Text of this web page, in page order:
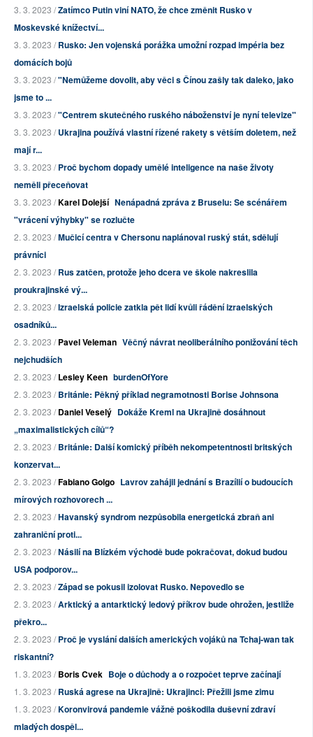
3. 3. 2023 /Zatímco Putin viní NATO, že chce změnit Rusko v
Moskevské knížectví...
3. 3. 2023 /Rusko: Jen vojenská porážka umožní rozpad impéria bez
domácích bojů
3. 3. 2023 /"Nemůžeme dovolit, aby věci s Čínou zašly tak daleko, jako
jsme to ...
3. 3. 2023 /"Centrem skutečného ruského náboženství je nyní televize"
3. 3. 2023 /Ukrajina používá vlastní řízené rakety s větším doletem, než
mají r...
3. 3. 2023 /Proč bychom dopady umělé inteligence na naše životy
neměli přeceňovat
3. 3. 2023 /Karel Dolejší Nenápadná zpráva z Bruselu: Se scénářem
"vrácení výhybky" se rozlučte
2. 3. 2023 /Mučicí centra v Chersonu naplánoval ruský stát, sdělují
právníci
2. 3. 2023 /Rus zatčen, protože jeho dcera ve škole nakreslila
proukrajinské vý...
2. 3. 2023 /Izraelská policie zatkla pět lidí kvůli řádění izraelských
osadníků...
2. 3. 2023 /Pavel Veleman Věčný návrat neoliberálního ponižování těch
nejchudších
2. 3. 2023 /Lesley Keen burdenOfYore
2. 3. 2023 /Británie: Pěkný příklad negramotnosti Borise Johnsona
2. 3. 2023 /Daniel Veselý Dokáže Kreml na Ukrajině dosáhnout
„maximalistických cílů“?
2. 3. 2023 /Británie: Další komický příběh nekompetentnosti britských
konzervat...
2. 3. 2023 /Fabiano Golgo Lavrov zahájil jednání s Brazílií o budoucích
mírových rozhovorech ...
2. 3. 2023 /Havanský syndrom nezpůsobila energetická zbraň ani
zahraniční proti...
2. 3. 2023 /Násilí na Blízkém východě bude pokračovat, dokud budou
USA podporov...
2. 3. 2023 /Západ se pokusil izolovat Rusko. Nepovedlo se
2. 3. 2023 /Arktický a antarktický ledový příkrov bude ohrožen, jestliže
překro...
2. 3. 2023 /Proč je vyslání dalších amerických vojáků na Tchaj-wan tak
riskantní?
1. 3. 2023 /Boris Cvek Boje o důchody a o rozpočet teprve začínají
1. 3. 2023 /Ruská agrese na Ukrajině: Ukrajinci: Přežili jsme zimu
1. 3. 2023 /Koronvirová pandemie vážně poškodila duševní zdraví
mladých dospěl...